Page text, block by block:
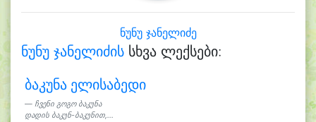
ნუნუ ჯანელიძე
ნუნუ ჯანელიძის სხვა ლექსები:
ბაკუნა ელისაბედი
ჩვენი გოგო ბაკუნა
დადის ბაკუნ-ბაკუნით,...